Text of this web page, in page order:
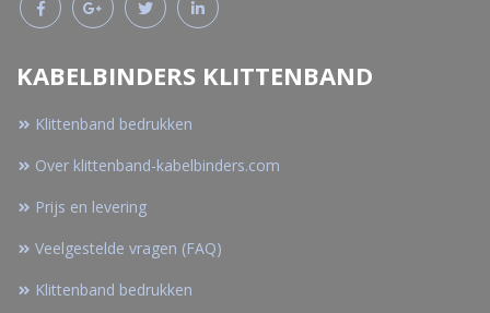
KABELBINDERS KLITTENBAND
Klittenband bedrukken
Over klittenband-kabelbinders.com
Prijs en levering
Veelgestelde vragen (FAQ)
Klittenband bedrukken